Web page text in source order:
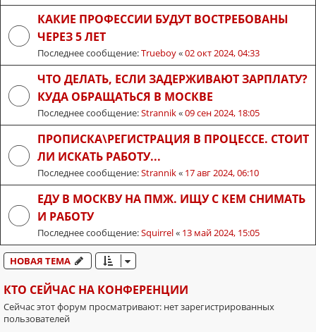
КАКИЕ ПРОФЕССИИ БУДУТ ВОСТРЕБОВАНЫ
ЧЕРЕЗ 5 ЛЕТ
Последнее сообщение:Trueboy«02 окт 2024, 04:33
ЧТО ДЕЛАТЬ, ЕСЛИ ЗАДЕРЖИВАЮТ ЗАРПЛАТУ?
КУДА ОБРАЩАТЬСЯ В МОСКВЕ
Последнее сообщение:Strannik«09 сен 2024, 18:05
ПРОПИСКА\РЕГИСТРАЦИЯ В ПРОЦЕССЕ. СТОИТ
ЛИ ИСКАТЬ РАБОТУ...
Последнее сообщение:Strannik« 17 авг 2024, 06:10
ЕДУ В МОСКВУ НА ПМЖ. ИЩУ С КЕМ СНИМАТЬ
И РАБОТУ
Последнее сообщение:Squirrel« 13 май 2024, 15:05
НОВАЯ ТЕМА
КТО СЕЙЧАС НА КОНФЕРЕНЦИИ
Сейчас этот форум просматривают: нет зарегистрированных
пользователей